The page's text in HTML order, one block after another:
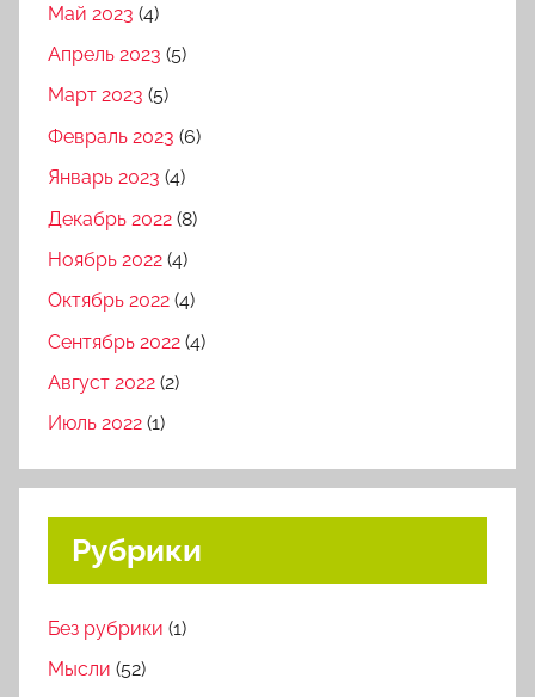
Май 2023 (4)
Апрель 2023 (5)
Март 2023 (5)
Февраль 2023 (6)
Январь 2023 (4)
Декабрь 2022 (8)
Ноябрь 2022 (4)
Октябрь 2022 (4)
Сентябрь 2022 (4)
Август 2022 (2)
Июль 2022 (1)
Рубрики
Без рубрики (1)
Мысли (52)